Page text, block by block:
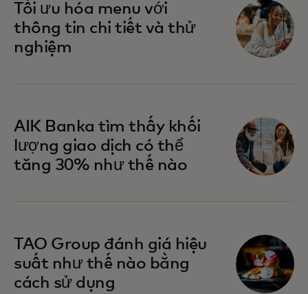
Tối ưu hóa menu với
thông tin chi tiết và thử
nghiệm
AIK Banka tìm thấy khối
lượng giao dịch có thể
tăng 30% như thế nào
TAO Group đánh giá hiệu
suất như thế nào bằng
cách sử dụng